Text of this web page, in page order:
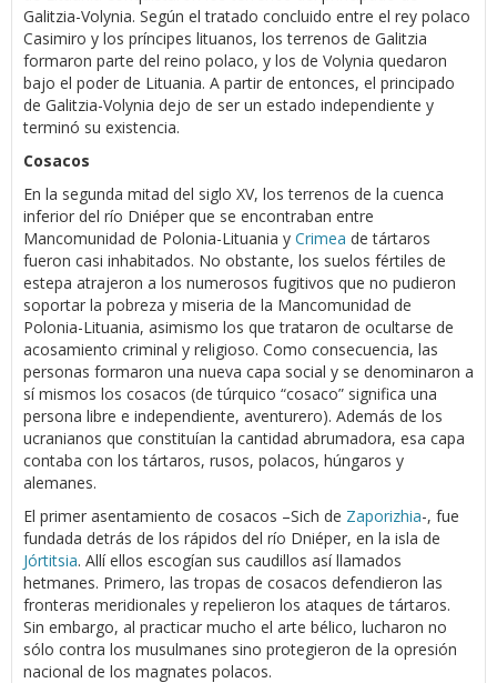
Galitzia-Volynia. Según el tratado concluido entre el rey polaco
Casimiro y los príncipes lituanos, los terrenos de Galitzia
formaron parte del reino polaco, y los de Volynia quedaron
bajo el poder de Lituania. A partir de entonces, el principado
de Galitzia-Volynia dejo de ser un estado independiente y
terminó su existencia.
Cosacos
En la segunda mitad del siglo XV, los terrenos de la cuenca
inferior del río Dniéper que se encontraban entre
Mancomunidad de Polonia-Lituania y Crimea de tártaros
fueron casi inhabitados. No obstante, los suelos fértiles de
estepa atrajeron a los numerosos fugitivos que no pudieron
soportar la pobreza y miseria de la Mancomunidad de
Polonia-Lituania, asimismo los que trataron de ocultarse de
acosamiento criminal y religioso. Como consecuencia, las
personas formaron una nueva capa social y se denominaron a
sí mismos los cosacos (de túrquico “cosaco” significa una
persona libre e independiente, aventurero). Además de los
ucranianos que constituían la cantidad abrumadora, esa capa
contaba con los tártaros, rusos, polacos, húngaros y
alemanes.
El primer asentamiento de cosacos –Sich de Zaporizhia-, fue
fundada detrás de los rápidos del río Dniéper, en la isla de
Jórtitsia. Allí ellos escogían sus caudillos así llamados
hetmanes. Primero, las tropas de cosacos defendieron las
fronteras meridionales y repelieron los ataques de tártaros.
Sin embargo, al practicar mucho el arte bélico, lucharon no
sólo contra los musulmanes sino protegieron de la opresión
nacional de los magnates polacos.